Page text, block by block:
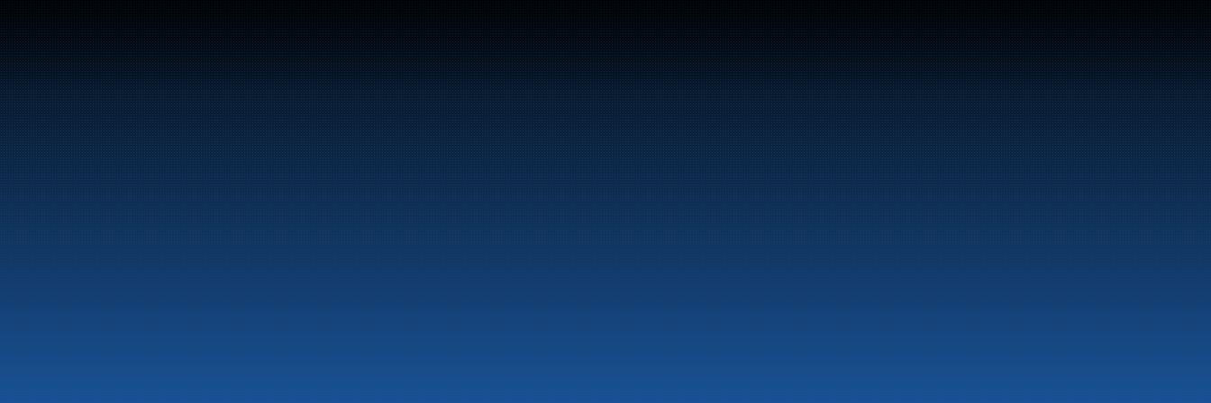
+47 70 10 47 47
norskekysten.
Marine
Auto & Industri
Bensinstasjoner
Tankingskort
Om selskapet
Aktuelt
Beredskapsinformasjon
Personvern
Kontakt oss
LinkedIn
Facebook